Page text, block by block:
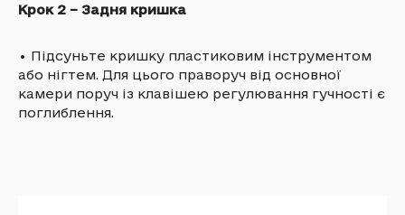
Крок 2 – Задня кришка
• Підсуньте кришку пластиковим інструментом
або нігтем. Для цього праворуч від основної
камери поруч із клавішею регулювання гучності є
поглиблення.